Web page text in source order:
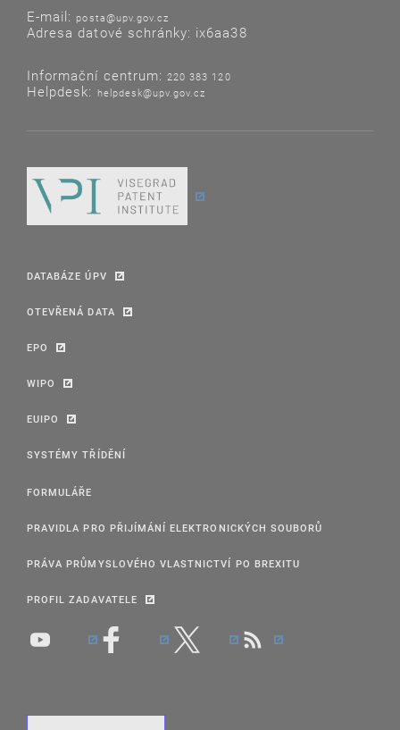
E-mail: posta@upv.gov.cz
Adresa datové schránky: ix6aa38
Informační centrum: 220 383 120
Helpdesk: helpdesk@upv.gov.cz
DATABÁZE ÚPV
OTEVŘENÁ DATA
EPO
WIPO
EUIPO
SYSTÉMY TŘÍDĚNÍ
FORMULÁŘE
PRAVIDLA PRO PŘIJÍMÁNÍ ELEKTRONICKÝCH SOUBORŮ
PRÁVA PRŮMYSLOVÉHO VLASTNICTVÍ PO BREXITU
PROFIL ZADAVATELE